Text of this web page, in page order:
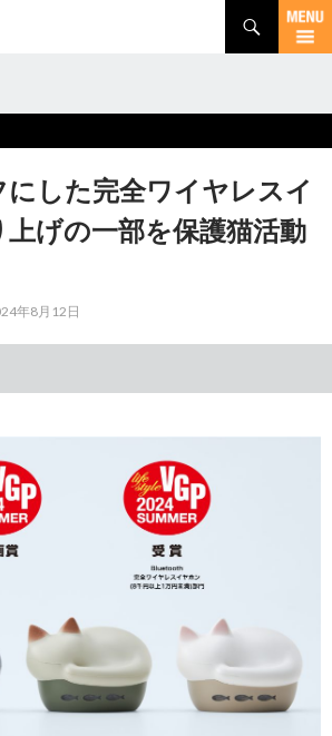
した完全ワイヤレスイ
げの一部を保護猫活動
年8月12日